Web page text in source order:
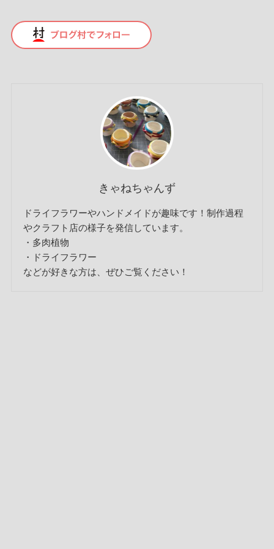
きゃねちゃんず
ドライフラワーやハンドメイドが趣味です！制作過程
やクラフト店の様子を発信しています。
・多肉植物
・ドライフラワー
などが好きな方は、ぜひご覧ください！